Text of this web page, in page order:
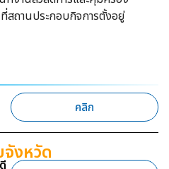
ถานประกอบกิจการตั้งอยู่
คลิก
จังหวัด